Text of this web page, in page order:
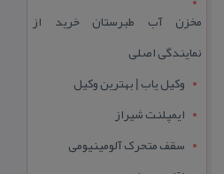
مخزن آب طبرستان خرید از
نمایندگی اصلی
وکیل یاب | بهترین وکیل
ایمپلنت شیراز
سقف متحرک آلومینیومی